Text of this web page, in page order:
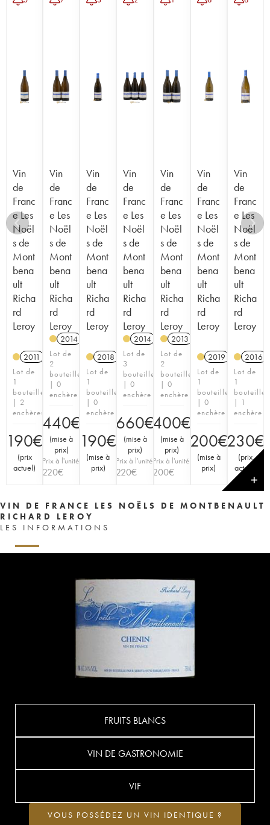
Vin
de
Franc
e Les
Noël
s de
Mont
bena
ult
Richa
rd
Leroy
2011 AK
Lot de
1
bouteille
| 2
enchères
190€
(prix
actuel)
Vin
de
Franc
e Les
Noël
s de
Mont
bena
ult
Richa
rd
Leroy
2014
Lot de
2
bouteilles
| 0
enchère
440€
(mise à
prix)
Prix à l'unité
220€
Vin
de
Franc
e Les
Noël
s de
Mont
bena
ult
Richa
rd
Leroy
2018 A K
Lot de
1
bouteille
| 0
enchère
190€
(mise à
prix)
Vin
de
Franc
e Les
Noël
s de
Mont
bena
ult
Richa
rd
Leroy
2014 AK
Lot de
3
bouteilles
| 0
enchère
660€
(mise à
prix)
Prix à l'unité
220€
Vin
de
Franc
e Les
Noël
s de
Mont
bena
ult
Richa
rd
Leroy
2013
Lot de
2
bouteilles
| 0
enchère
400€
(mise à
prix)
Prix à l'unité
200€
Vin
de
Franc
e Les
Noël
s de
Mont
bena
ult
Richa
rd
Leroy
2019 AK
Lot de
1
bouteille
| 0
enchère
200€
(mise à
prix)
Vin
de
Franc
e Les
Noël
s de
Mont
bena
ult
Richa
rd
Leroy
2016
Lot de
1
bouteille
| 1
enchère
230€
(prix
actuel
✕
VIN DE FRANCE LES NOËLS DE MONTBENAULT
RICHARD LEROY
LES INFORMATIONS
FRUITS BLANCS
VIN DE GASTRONOMIE
VIF
VOUS POSSÉDEZ UN VIN IDENTIQUE ?